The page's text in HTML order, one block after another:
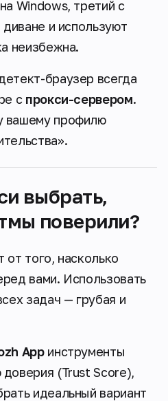
Windows, третий с
и используют
неизбежна.
браузер всегда
с прокси-сервером.
вашему профилю
выбрать,
поверили?
от того, насколько
вами. Использовать
задач — грубая и
Appинструменты
(Trust Score),
идеальный вариант